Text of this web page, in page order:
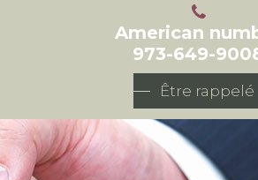
American
973-649-
Être rappelé